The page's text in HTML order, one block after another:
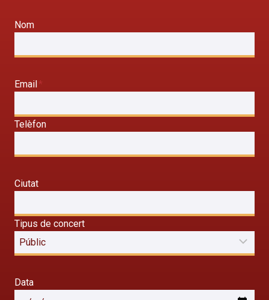
Nom
Email *
Telèfon
Ciutat
Tipus de concert
Data